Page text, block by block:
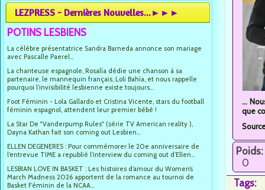
LEZPRESS - Dernières Nouvelles...►►►
POTINS LESBIENS
La célèbre présentatrice Sandra Barneda annonce son mariage
avec Pascalle Paerel...
La chanteuse espagnole, Rosalía dédie une chanson à sa
partenaire, le mannequin français, Loli Bahía, et nous rappelle
pourquoi l’invisibilité lesbienne existe toujours...
Foot Féminin - Lola Gallardo et Cristina Vicente, stars du football
féminin espagnol, attendent leur premier bébé !
La Star De "Vanderpump Rules" (série TV American reality ),
Dayna Kathan fait son coming out Lesbien...
ELLEN DEGENERES : Pour commémorer le 20e anniversaire de
l’entrevue TIME a republié l’interview du coming out d’Ellen...
LESBIAN LOVE IN BASKET : Les histoires d’amour du Women’s
March Madness 2026 apportent de la romance au tournoi de
Basket Féminin de la NCAA...
...
que
Poids:
0
Tags: